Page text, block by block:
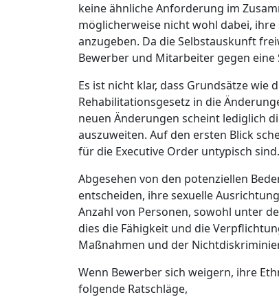
keine ähnliche Anforderung im
möglicherweise nicht wohl dabei,
anzugeben. Da die Selbstauskunft
Bewerber und Mitarbeiter gegen
Es ist nicht klar, dass Grundsätze
Rehabilitationsgesetz in die
neuen Änderungen scheint lediglich
auszuweiten. Auf den ersten Blick
für die Executive Order untypisch sind.
Abgesehen von den potenziellen
entscheiden, ihre sexuelle
Anzahl von Personen, sowohl unter
dies die Fähigkeit und die
Maßnahmen und der
Wenn Bewerber sich weigern, ihre
folgende Ratschläge,